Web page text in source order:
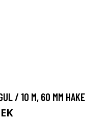
/ 10 M, 60 MM HAKE